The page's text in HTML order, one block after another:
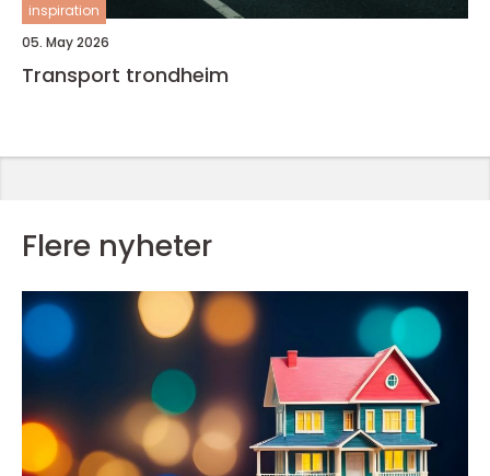
inspiration
05. May 2026
Transport trondheim
Flere nyheter